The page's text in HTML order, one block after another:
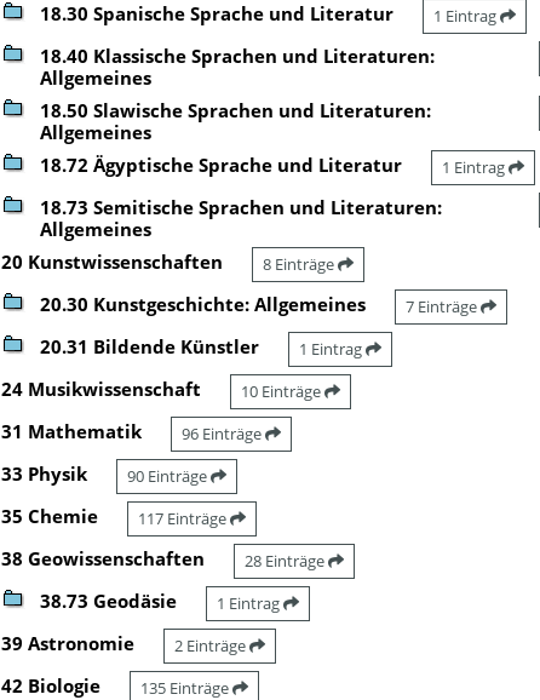
18.30 Spanische Sprache und Literatur 1 Eintrag
18.40 Klassische Sprachen und Literaturen:
Allgemeines
18.50 Slawische Sprachen und Literaturen:
Allgemeines
18.72 Ägyptische Sprache und Literatur 1 Eintrag
18.73 Semitische Sprachen und Literaturen:
Allgemeines
20 Kunstwissenschaften 8 Einträge
20.30 Kunstgeschichte: Allgemeines 7 Einträge
20.31 Bildende Künstler 1 Eintrag
24 Musikwissenschaft 10 Einträge
31 Mathematik 96 Einträge
33 Physik 90 Einträge
35 Chemie 117 Einträge
38 Geowissenschaften 28 Einträge
38.73 Geodäsie 1 Eintrag
39 Astronomie 2 Einträge
42 Biologie 135 Einträge